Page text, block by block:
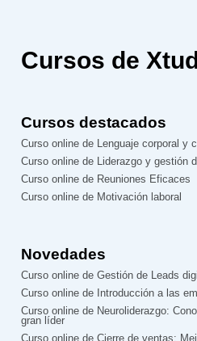
Cursos de
Cursos destacados
Curso online de Lenguaje corporal y
Curso online de Liderazgo y gestión
Curso online de Reuniones Eficaces
Curso online de Motivación laboral
Novedades
Curso online de Gestión de Leads
Curso online de Introducción a las
Curso online de Neuroliderazgo:
gran líder
Curso online de Cierre de ventas: